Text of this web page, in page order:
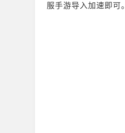
服手游导入加速即可。